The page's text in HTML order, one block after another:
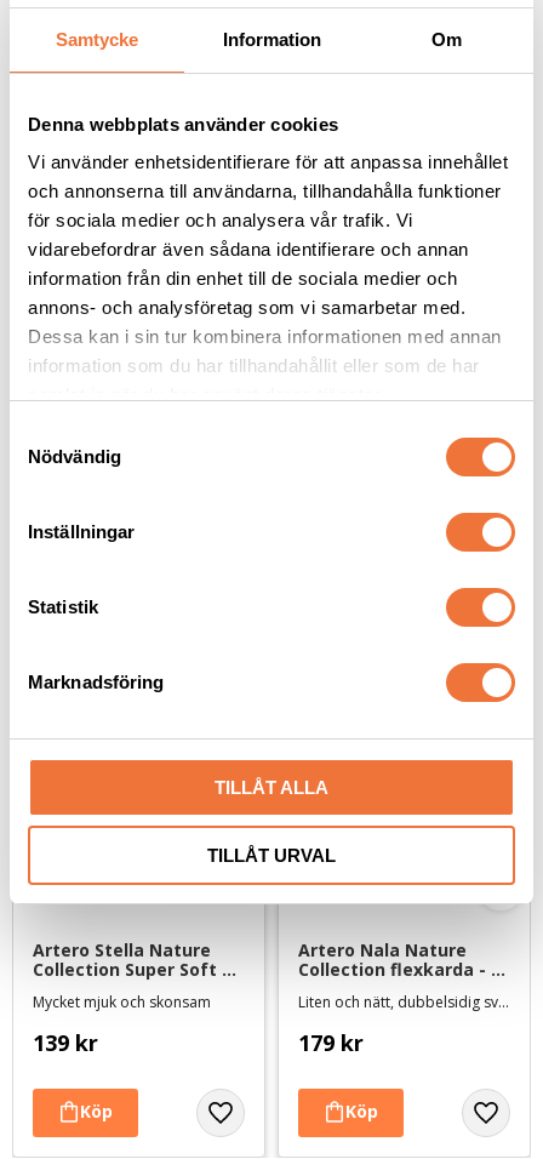
Samtycke Information Om
Denna webbplats använder cookies
Vi använder enhetsidentifierare för att anpassa innehållet
och annonserna till användarna, tillhandahålla funktioner
för sociala medier och analysera vår trafik. Vi
vidarebefordrar även sådana identifierare och annan
information från din enhet till de sociala medier och
annons- och analysföretag som vi samarbetar med.
Dessa kan i sin tur kombinera informationen med annan
information som du har tillhandahållit eller som de har
Nödvändig
Inställningar
Statistik
Marknadsföring
TILLÅT ALLA
TILLÅT URVAL
Andra köpte även
4Dogs Belöningsgodis
Lamm ca 100 g
49kr
Artero Beast Nature
Collection Flexkarda -
Artero Stella Nature
Collection Super Soft
Mycket mjuk och skonsam
139 kr
Artero Nala Nature
Collection flexkarda -
plastknoppar
Liten och nätt, dubbelsidig sviktande hundkarda
179 kr